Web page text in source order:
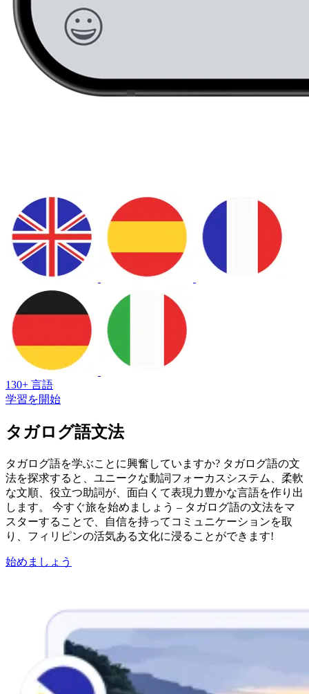
130+ 言語
学習を開始
タガログ語文法
タガログ語を学ぶことに興奮していますか? タガログ語の文
法を探求すると、ユニークな動詞フォーカスシステム、柔軟
な文順、役立つ助詞が、面白くて表現力豊かな言語を作り出
します。 今すぐ旅を始めましょう – タガログ語の文法をマ
スターすることで、自信を持ってコミュニケーションを取
り、フィリピンの活気ある文化に浸ることができます!
始めましょう